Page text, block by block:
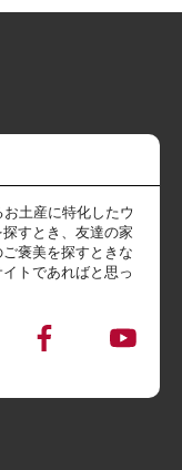
お土産に特化したウ
すとき、友達の家
褒美を探すときな
トであればと思っ